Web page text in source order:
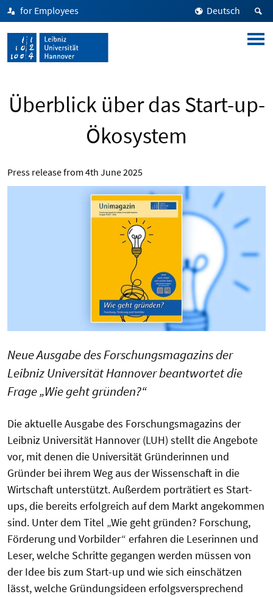
for Employees Deutsch
Überblick über das Start-up-
Ökosystem
Press release from 4th June 2025
Neue Ausgabe des Forschungsmagazins der
Leibniz Universität Hannover beantwortet die
Frage „Wie geht gründen?“
Die aktuelle Ausgabe des Forschungsmagazins der
Leibniz Universität Hannover (LUH) stellt die Angebote
vor, mit denen die Universität Gründerinnen und
Gründer bei ihrem Weg aus der Wissenschaft in die
Wirtschaft unterstützt. Außerdem porträtiert es Start-
ups, die bereits erfolgreich auf dem Markt angekommen
sind. Unter dem Titel „Wie geht gründen? Forschung,
Förderung und Vorbilder“ erfahren die Leserinnen und
Leser, welche Schritte gegangen werden müssen von
der Idee bis zum Start-up und wie sich einschätzen
lässt, welche Gründungsideen erfolgsversprechend